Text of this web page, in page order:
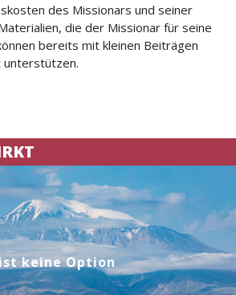
des Missionars und seiner
die der Missionar für seine
bereits mit kleinen Beiträgen
unterstützen.
keine Option